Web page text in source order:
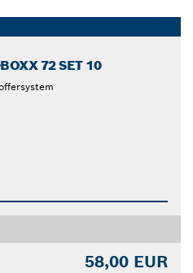
72 SET 10
58,00 EUR